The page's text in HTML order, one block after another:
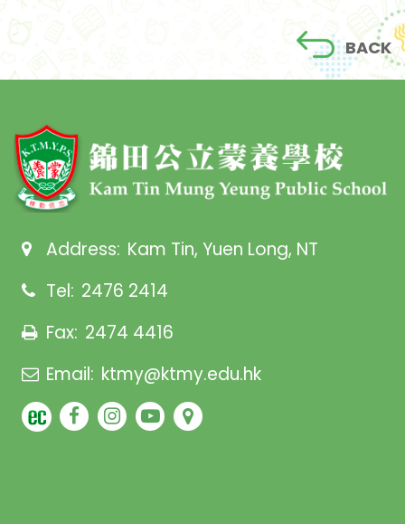
BACK
Address: Kam Tin, Yuen Long, NT
Tel: 2476 2414
Fax: 2474 4416
Email: ktmy@ktmy.edu.hk